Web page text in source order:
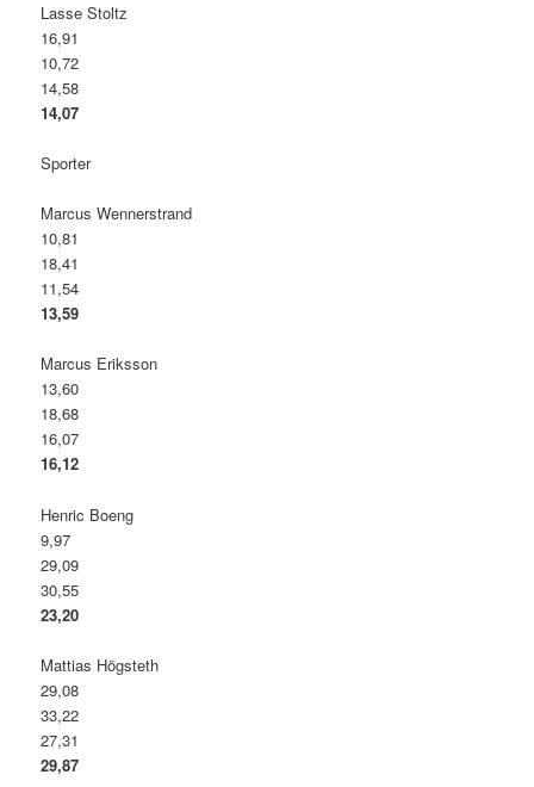
Lasse Stoltz
16,91
10,72
14,58
14,07
Sporter
Marcus Wennerstrand
10,81
18,41
11,54
13,59
Marcus Eriksson
13,60
18,68
16,07
16,12
Henric Boeng
9,97
29,09
30,55
23,20
Mattias Högsteth
29,08
33,22
27,31
29,87